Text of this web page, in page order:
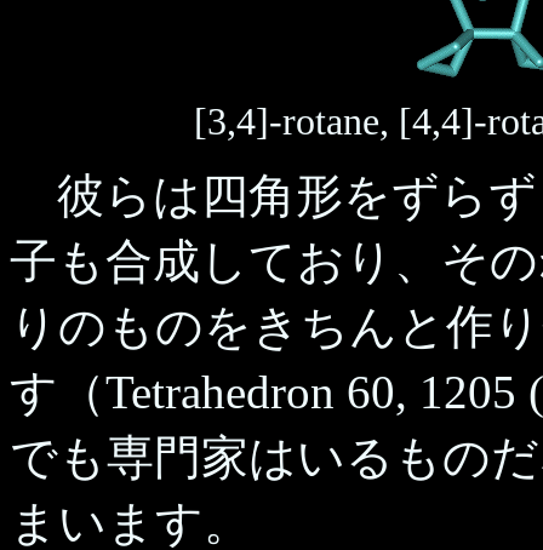
[3,4]-rotane, [4,4]-
彼らは四角形をずら
子も合成しており、そ
りのものをきちんと作
す（Tetrahedron 60,
でも専門家はいるもの
まいます。